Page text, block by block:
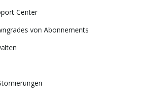
Center
von Abonnements